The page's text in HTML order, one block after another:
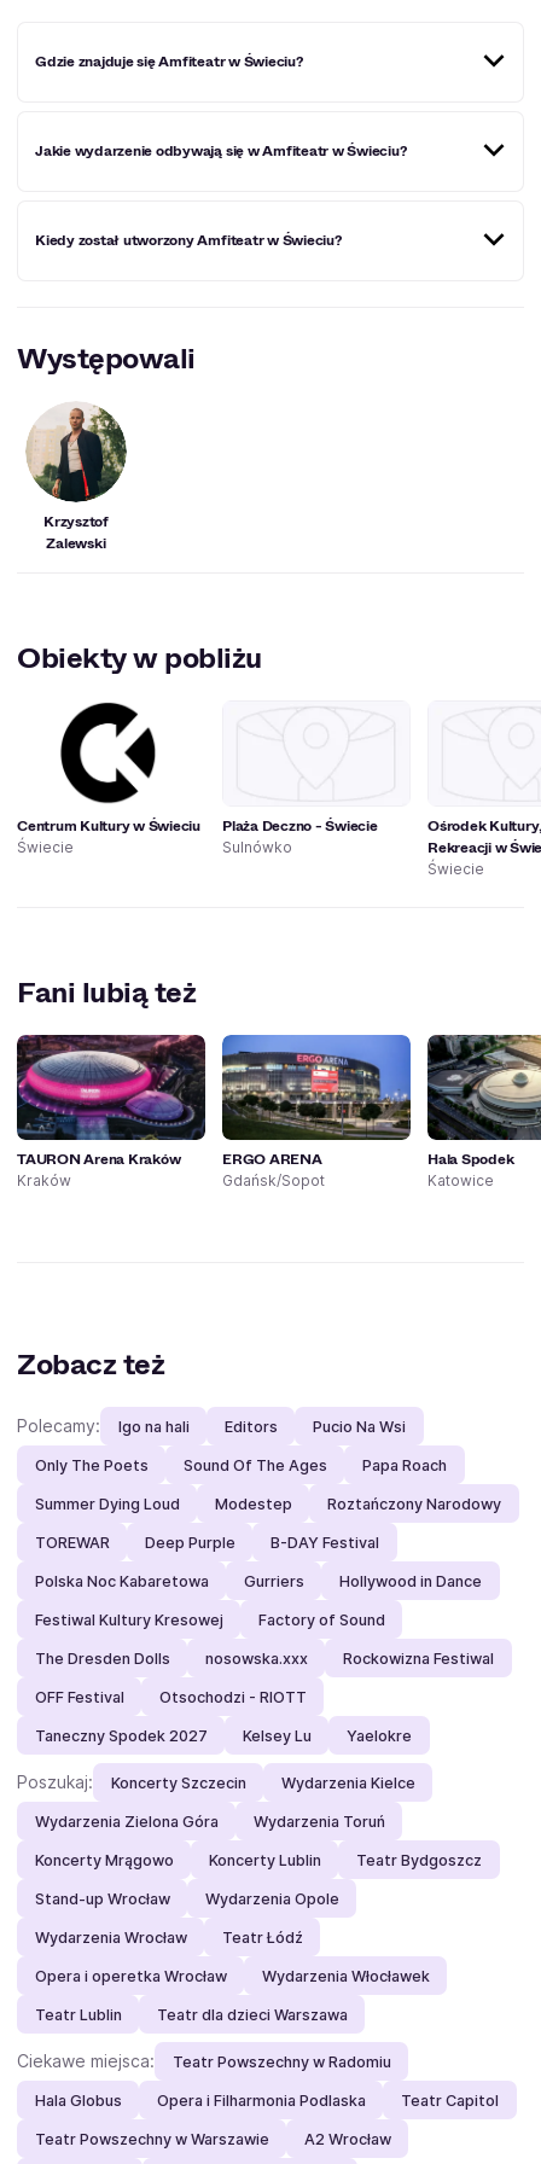
Gdzie znajduje się Amfiteatr w Świeciu?
Jakie wydarzenie odbywają się w Amfiteatr w Świeciu?
m.in. koncert Kuby Badacha, Alicji Janosz, Michała
Kiedy został utworzony Amfiteatr w Świeciu?
Występowali
Krzysztof
Zalewski
Obiekty w pobliżu
Centrum Kultury w Świeciu
Świecie
Plaża Deczno - Świecie
Sulnówko
Ośrodek
Rekreacji w
Świecie
Fani lubią też
TAURON Arena Kraków
Kraków
ERGO ARENA
Gdańsk/Sopot
Hala Spodek
Katowice
Zobacz też
Polecamy: Igo na hali Editors Pucio Na Wsi
Only The Poets Sound Of The Ages Papa Roach
Summer Dying Loud Modestep Roztańczony Narodowy
TOREWAR Deep Purple B-DAY Festival
Polska Noc Kabaretowa Gurriers Hollywood in Dance
Festiwal Kultury Kresowej Factory of Sound
The Dresden Dolls nosowska.xxx Rockowizna Festiwal
OFF Festival Otsochodzi - RIOTT
Taneczny Spodek 2027 Kelsey Lu Yaelokre
Poszukaj: Koncerty Szczecin Wydarzenia Kielce
Wydarzenia Zielona Góra Wydarzenia Toruń
Koncerty Mrągowo Koncerty Lublin Teatr Bydgoszcz
Stand-up Wrocław Wydarzenia Opole
Wydarzenia Wrocław Teatr Łódź
Opera i operetka Wrocław Wydarzenia Włocławek
Teatr Lublin Teatr dla dzieci Warszawa
Ciekawe miejsca: Teatr Powszechny w Radomiu
Hala Globus Opera i Filharmonia Podlaska Teatr Capitol
Teatr Powszechny w Warszawie A2 Wrocław